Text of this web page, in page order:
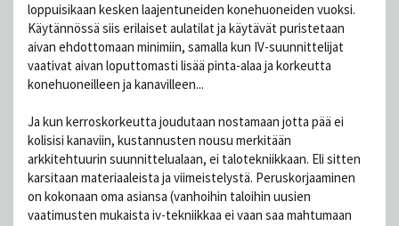
loppuisikaan kesken laajentuneiden konehuoneiden vuoksi.
Käytännössä siis erilaiset aulatilat ja käytävät puristetaan
aivan ehdottomaan minimiin, samalla kun IV-suunnittelijat
vaativat aivan loputtomasti lisää pinta-alaa ja korkeutta
konehuoneilleen ja kanavilleen...
Ja kun kerroskorkeutta joudutaan nostamaan jotta pää ei
kolisisi kanaviin, kustannusten nousu merkitään
arkkitehtuurin suunnittelualaan, ei talotekniikkaan. Eli sitten
karsitaan materiaaleista ja viimeistelystä. Peruskorjaaminen
on kokonaan oma asiansa (vanhoihin taloihin uusien
vaatimusten mukaista iv-tekniikkaa ei vaan saa mahtumaan